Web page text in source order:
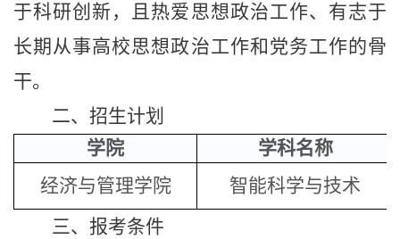
于科研创新，且热爱思想政治工作、有志于
长期从事高校思想政治工作和党务工作的骨
干。
二、招生计划
学院
学科名称
经济与管理学院
智能科学与技术
三、报考条件